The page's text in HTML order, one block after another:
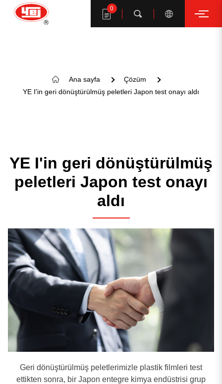
0
YE I ürünlerini ara
Plastik Atık Geri Dönüşüm MakinasıFilm makinesi
Diğer plastik işleme hatları
Ana sayfa
Çözüm
YE I'in geri dönüştürülmüş peletleri Japon test onayı aldı
YE I'in geri dönüştürülmüş
peletleri Japon test onayı
aldı
Geri dönüştürülmüş peletlerimizle plastik filmleri test
ettikten sonra, bir Japon entegre kimya endüstrisi grup